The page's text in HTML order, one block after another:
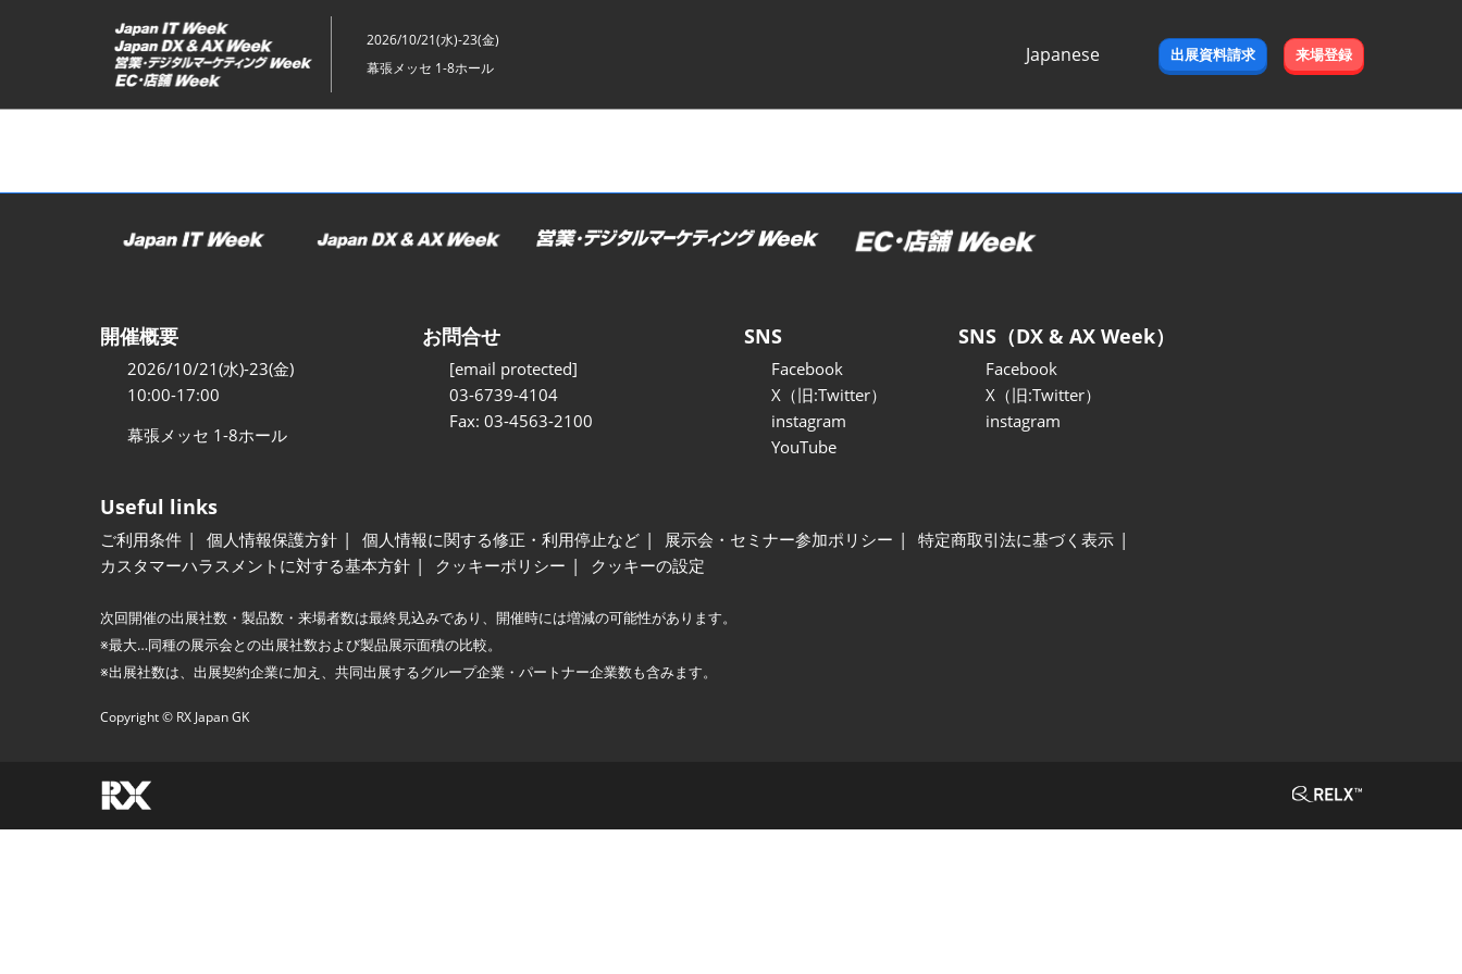
ッ
2026/10/21(水)-23(金)
幕張メッセ 1-8ホール
Japanese
出展資料請求 来場登録
開催概要
2026/10/21(水)-23(金)
10:00-17:00
幕張メッセ 1-8ホール
お問合せ
[email protected]
03-6739-4104
Fax: 03-4563-2100
SNS
Facebook
X（旧:Twitter）
instagram
YouTube
SNS（DX & AX Week）
Facebook
X（旧:Twitter）
instagram
Useful links
ご利用条件 個人情報保護方針 個人情報に関する修正・利用停止など 展示会・セミナー参加ポリシー
特定商取引法に基づく表示
カスタマーハラスメントに対する基本方針
クッキーポリシー クッキーの設定
次回開催の出展社数・製品数・来場者数は最終見込みであり、開催時には増減の可能性があります。
※最大…同種の展示会との出展社数および製品展示面積の比較。
※出展社数は、出展契約企業に加え、共同出展するグループ企業・パートナー企業数も含みます。
Copyright © RX Japan GK